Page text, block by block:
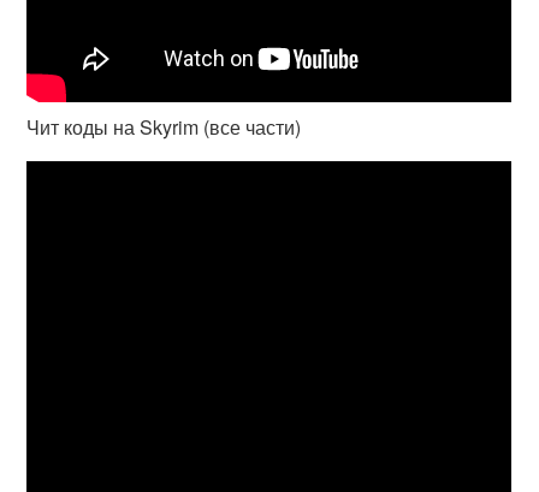
Чит коды на Skyrim (все части)